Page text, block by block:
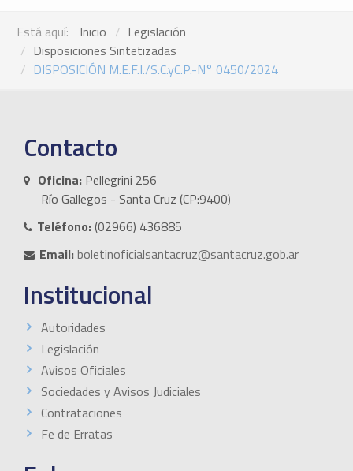
Está aquí: Inicio
Legislación
Disposiciones Sintetizadas
DISPOSICIÓN M.E.F.I./S.C.yC.P.-N° 0450/2024
Contacto
Oficina: Pellegrini 256
Río Gallegos - Santa Cruz (CP:9400)
Teléfono:(02966) 436885
Email:boletinoficialsantacruz@santacruz.gob.ar
Institucional
Autoridades
Legislación
Avisos Oficiales
Sociedades y Avisos Judiciales
Contrataciones
Fe de Erratas